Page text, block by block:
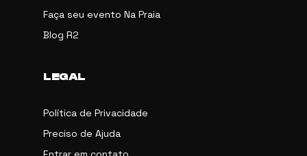
Faça seu evento Na Praia
Blog R2
LEGAL
Política de Privacidade
Preciso de Ajuda